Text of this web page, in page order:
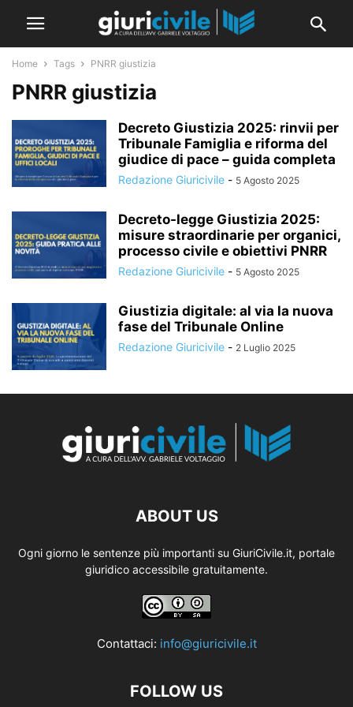
Home Tags PNRR giustizia
PNRR giustizia
Decreto Giustizia 2025: rinvii per
Tribunale Famiglia e riforma del
giudice di pace – guida completa
Redazione Giuricivile - 5 Agosto 2025
Decreto-legge Giustizia 2025:
misure straordinarie per organici,
processo civile e obiettivi PNRR
Redazione Giuricivile - 5 Agosto 2025
Giustizia digitale: al via la nuova
fase del Tribunale Online
Redazione Giuricivile - 2 Luglio 2025
ABOUT US
Ogni giorno le sentenze più importanti su GiuriCivile.it, portale
giuridico accessibile gratuitamente.
Contattaci: info@giuricivile.it
FOLLOW US